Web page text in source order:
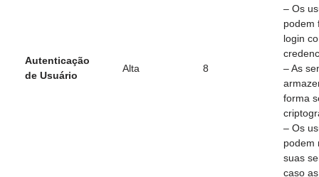
Autenticação
de Usuário
Alta 8
– Os
podem
login
– As
forma
– Os
podem
suas
caso as